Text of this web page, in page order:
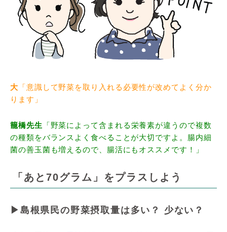
大 「意識して野菜を取り入れる必要性が改めてよく分か
ります」
籠橋先生 「野菜によって含まれる栄養素が違うので複数
の種類をバランスよく食べることが大切ですよ。腸内細
菌の善玉菌も増えるので、腸活にもオススメです！」
「あと70グラム」をプラスしよう
▶島根県民の野菜摂取量は多い？ 少ない？